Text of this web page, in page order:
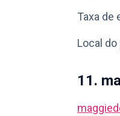
Taxa de
Local do
11.